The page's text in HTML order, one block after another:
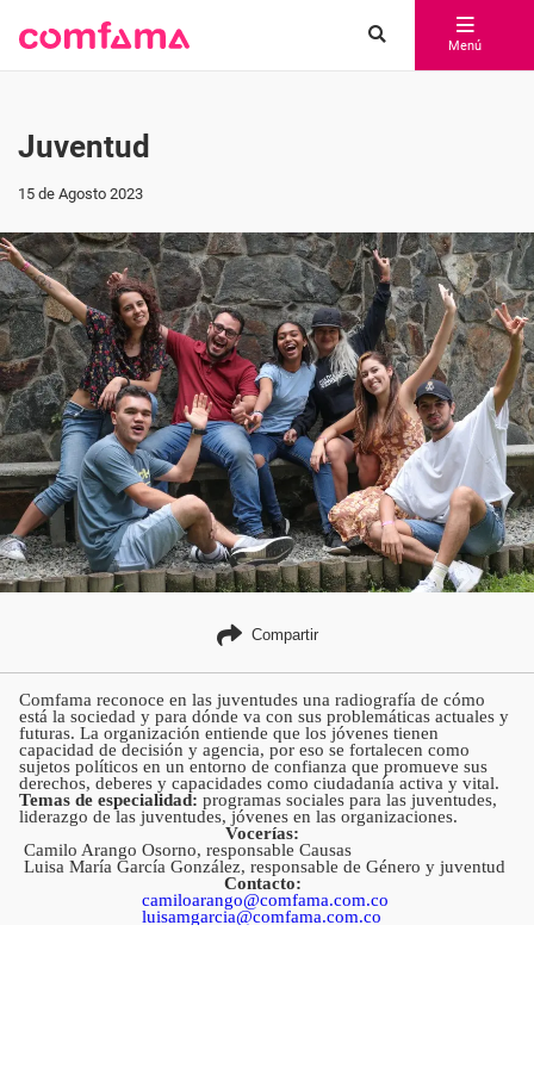
Menú
Juventud
15 de Agosto 2023
Compartir
Comfama reconoce en las juventudes una radiografía de cómo
está la sociedad y para dónde va con sus problemáticas actuales y
futuras. La organización entiende que los jóvenes tienen
capacidad de decisión y agencia, por eso se fortalecen como
sujetos políticos en un entorno de confianza que promueve sus
derechos, deberes y capacidades como ciudadanía activa y vital.
Temas de especialidad: programas sociales para las juventudes,
liderazgo de las juventudes, jóvenes en las organizaciones.
Vocerías:
Camilo Arango Osorno, responsable Causas
Luisa María García González, responsable de Género y juventud
Contacto:
camiloarango@comfama.com.co
luisamgarcia@comfama.com.co